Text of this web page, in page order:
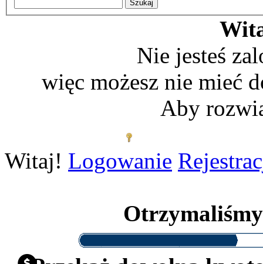
Nie jesteś
więc możesz nie mieć
Aby
Witaj! Logowanie